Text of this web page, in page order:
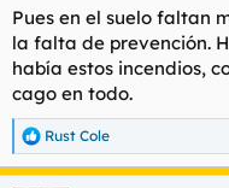
Pues en el suelo faltan
la falta de prevención.
había estos incendios,
cago en todo.
R
e
Rust Cole